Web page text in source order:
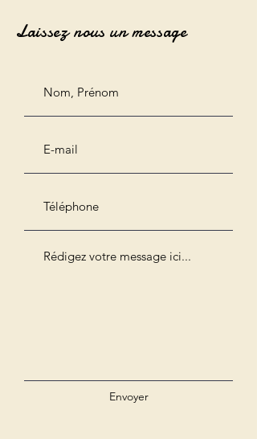
Laissez nous un message
Envoyer